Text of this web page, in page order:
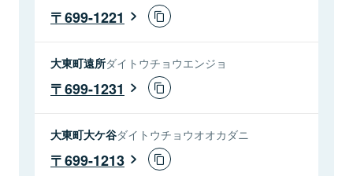
699-1221
大東町遠所ダイトウチョウエンジョ
699-1231
大東町大ケ谷ダイトウチョウオオカダニ
699-1213